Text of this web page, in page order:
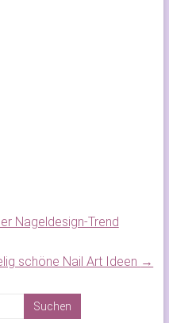
Nageldesign-Trend
schöne Nail Art Ideen →